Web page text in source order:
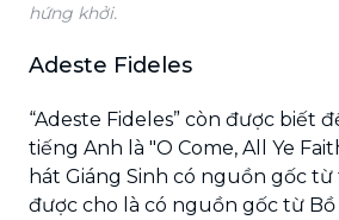
hứng khởi.
Adeste Fideles
“Adeste Fideles” còn được biết
tiếng Anh là "O Come, All Ye
hát Giáng Sinh có nguồn gốc từ
được cho là có nguồn gốc từ